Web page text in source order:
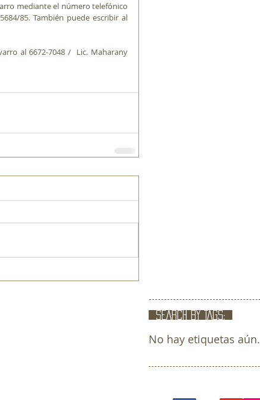
mediante el número telefónico
85. También puede escribir al
al 6672-7048 /  Lic. Maharany
SEARCH BY TAGS:
No hay etiquetas aún.